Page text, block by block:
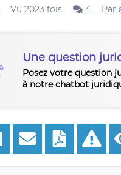
Vu 2023 fois 4 Par
Une question
Posez votre question
à notre chatbot